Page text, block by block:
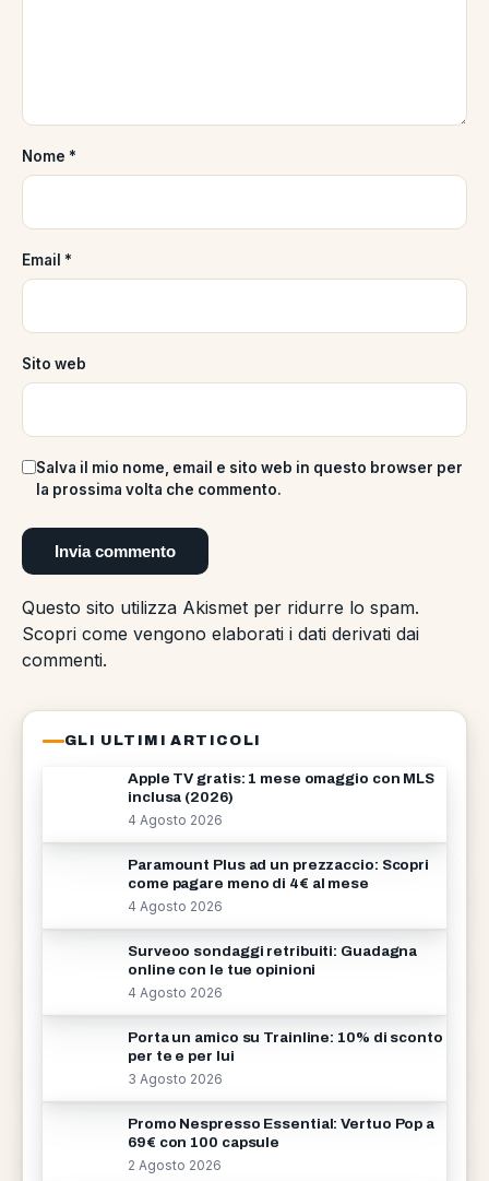
Nome *
Email *
Sito web
Salva il mio nome, email e sito web in questo browser per
la prossima volta che commento.
Questo sito utilizza Akismet per ridurre lo spam.
Scopri come vengono elaborati i dati derivati dai
commenti.
GLI ULTIMI ARTICOLI
Apple TV gratis: 1 mese omaggio con MLS
inclusa (2026)
4 Agosto 2026
Paramount Plus ad un prezzaccio: Scopri
come pagare meno di 4€ al mese
4 Agosto 2026
Surveoo sondaggi retribuiti: Guadagna
online con le tue opinioni
4 Agosto 2026
Porta un amico su Trainline: 10% di sconto
per te e per lui
3 Agosto 2026
Promo Nespresso Essential: Vertuo Pop a
69€ con 100 capsule
2 Agosto 2026